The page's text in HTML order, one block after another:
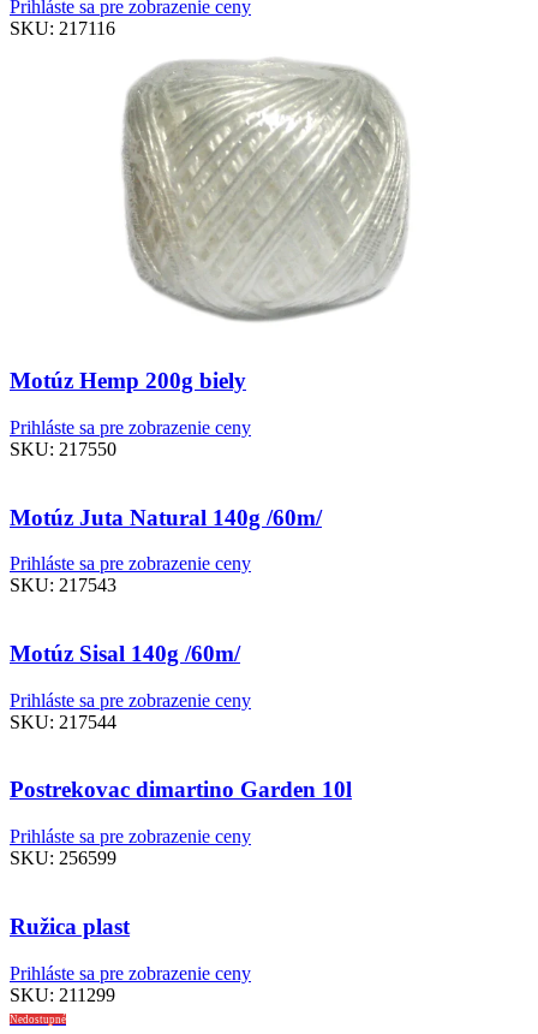
Prihláste sa pre zobrazenie ceny
SKU: 217116
Motúz Hemp 200g biely
Prihláste sa pre zobrazenie ceny
SKU: 217550
Motúz Juta Natural 140g /60m/
Prihláste sa pre zobrazenie ceny
SKU: 217543
Motúz Sisal 140g /60m/
Prihláste sa pre zobrazenie ceny
SKU: 217544
Postrekovac dimartino Garden 10l
Prihláste sa pre zobrazenie ceny
SKU: 256599
Ružica plast
Prihláste sa pre zobrazenie ceny
SKU: 211299
Nedostupné